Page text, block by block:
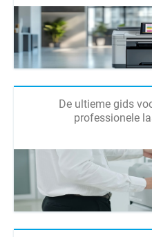
De ultieme gids
professionele